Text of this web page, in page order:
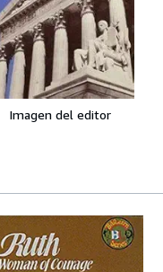
Imagen del editor